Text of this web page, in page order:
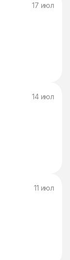
17 июл
14 июл
11 июл